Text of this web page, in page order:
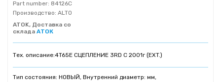
Part number: 84126C
Производство: ALTO
ATOK, Доставка со
склада АТОК
Тех. описание:4T65E СЦЕПЛЕНИЕ 3RD C 2001г (EXT.)
Тип состояния: НОВЫЙ, Внутренний диаметр: мм,